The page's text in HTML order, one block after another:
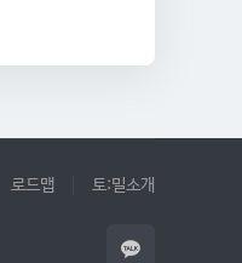
로드맵 토:밀소개